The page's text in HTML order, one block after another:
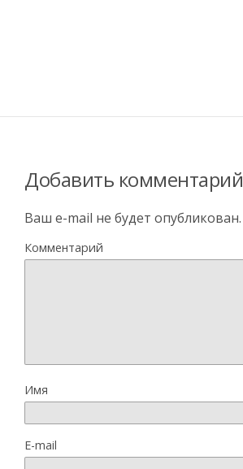
Добавить комментарий
Ваш e-mail не будет опубликован.
Комментарий
Имя
E-mail